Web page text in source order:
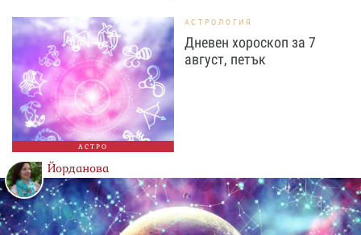
АСТРО
АСТРОЛОГИЯ
Дневен хороскоп за 7
август, петък
Йорданова